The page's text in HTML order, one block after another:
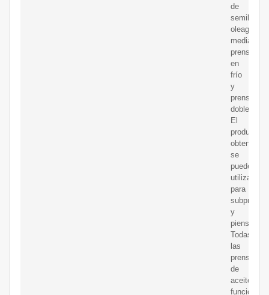
de
semillas
mediante
prensado
en
frío
y
prensado
doble.
El
producto
obtenido
se
puede
utilizar
para
y
piensos.
Todas
las
prensas
de
aceite
funcionan